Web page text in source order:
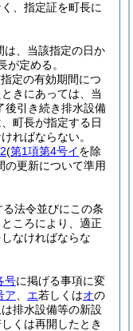
、指定証を町長に
は、当該指定の日か
が定める。
定の有効期間につ
きにあっては、当
後引き続き排水設備
町長が指定する日
ればならない。
(第1項第4号イを除
の更新について準用
法令並びにこの条
ころにより、適正
なければならな
号に掲げる事項に変
ア エ若しくはオの
排水設備等の新設
くは再開したとき